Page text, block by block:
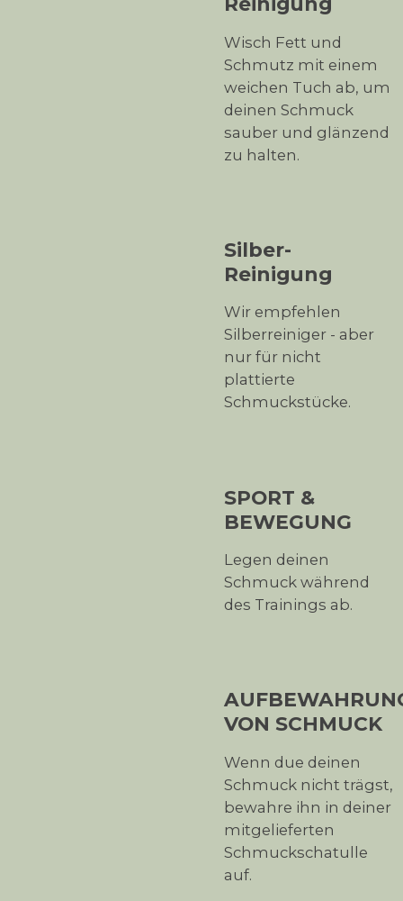
Wisch Fett und
Schmutz mit einem
weichen Tuch ab, um
deinen Schmuck
sauber und glänzend
zu halten.
Silber-
Reinigung
Wir empfehlen
Silberreiniger - aber
nur für nicht
plattierte
Schmuckstücke.
SPORT &
BEWEGUNG
Legen deinen
Schmuck während
des Trainings ab.
VON SCHMUCK
Wenn due deinen
Schmuck nicht trägst,
bewahre ihn in deiner
mitgelieferten
Schmuckschatulle
auf.